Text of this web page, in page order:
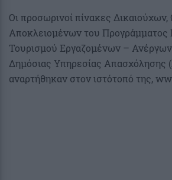
Οι προσωρινοί πίνακες
Αποκλειομένων του Προγράμματος
Τουρισμού Εργαζομένων –
Δημόσιας Υπηρεσίας Απασχόλησης
αναρτήθηκαν στον ιστότοπό της,